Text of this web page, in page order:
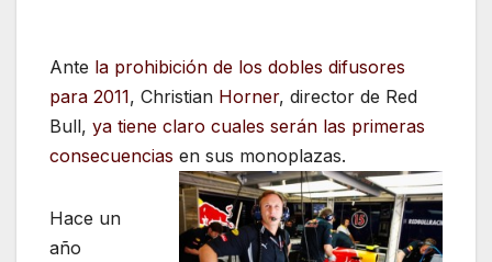
Ante la prohibición de los dobles difusores
para 2011, Christian Horner, director de Red
Bull, ya tiene claro cuales serán las primeras
consecuencias en sus monoplazas.
Hace un
año